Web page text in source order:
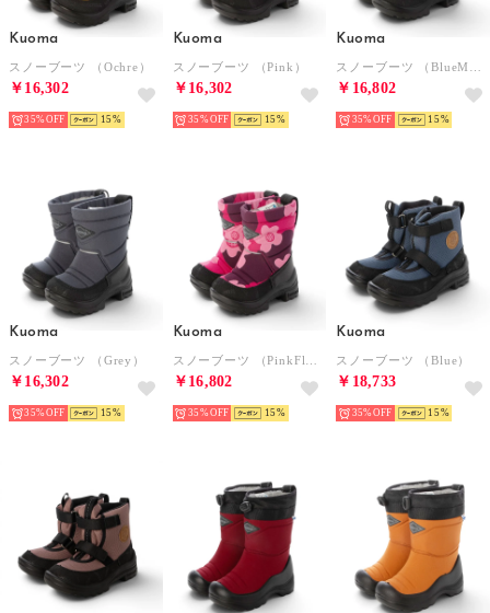
Kuoma
スノーブーツ （Ochre）
￥16,302
35% 15
Kuoma
スノーブーツ （Pink）
￥16,302
35% 15
Kuoma
￥16,802
35% 15
Kuoma
スノーブーツ （Grey）
￥16,302
35% 15
Kuoma
￥16,802
35% 15
Kuoma
スノーブーツ （Blue）
￥18,733
35% 15